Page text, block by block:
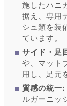
施したハニ
据え、専用
シュ類を装
ています。
サイド・足
や、マット
用し、足元
質感の統一:
ルガーニッ